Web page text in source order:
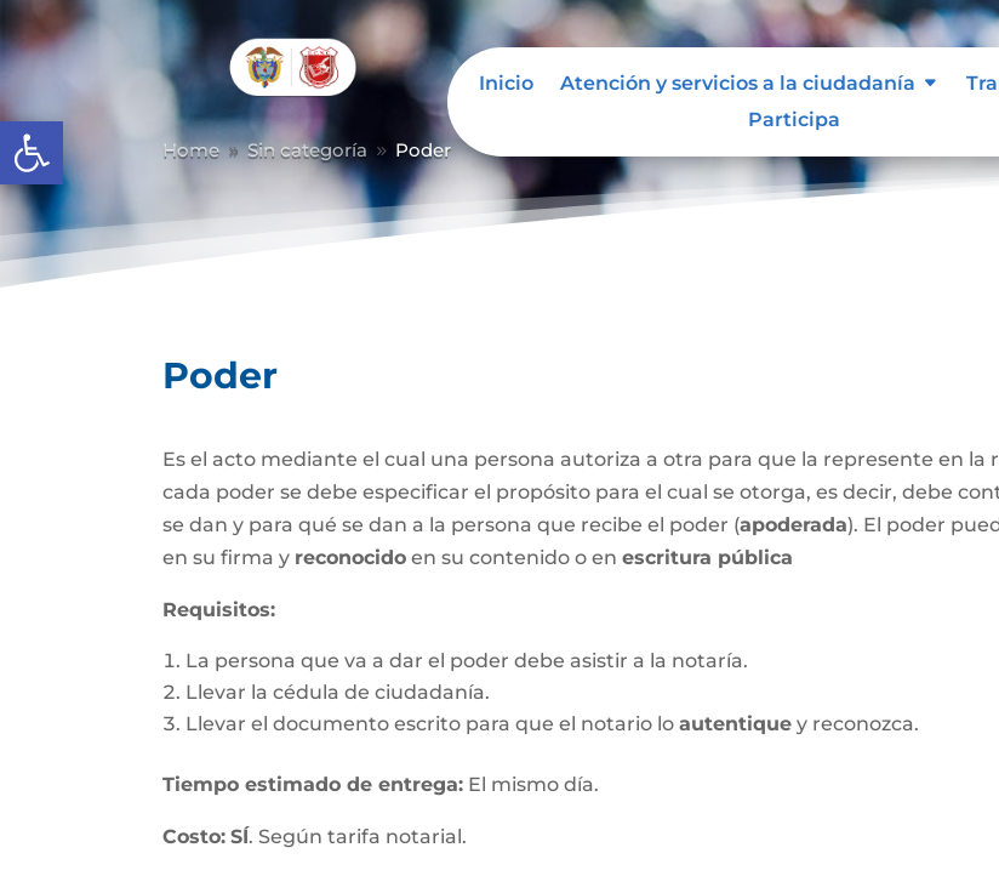
Abrir barra de herramientas
Inicio Atención y servicios a la ciudadanía
Participa
Home 9 Sin categoría 9 Poder
Poder
Es el acto mediante el cual una persona autoriza a otra para que la represente en
cada poder se debe especificar el propósito para el cual se otorga, es decir, debe
se dan y para qué se dan a la persona que recibe el poder (apoderada). El poder
en su firma y reconocido en su contenido o enescritura pública
Requisitos:
La persona que va a dar el poder debe asistir a la notaría.
Llevar la cédula de ciudadanía.
Llevar el documento escrito para que el notario loautentique y reconozca.
Tiempo estimado de entrega: El mismo día.
Costo: SÍ. Según tarifa notarial.